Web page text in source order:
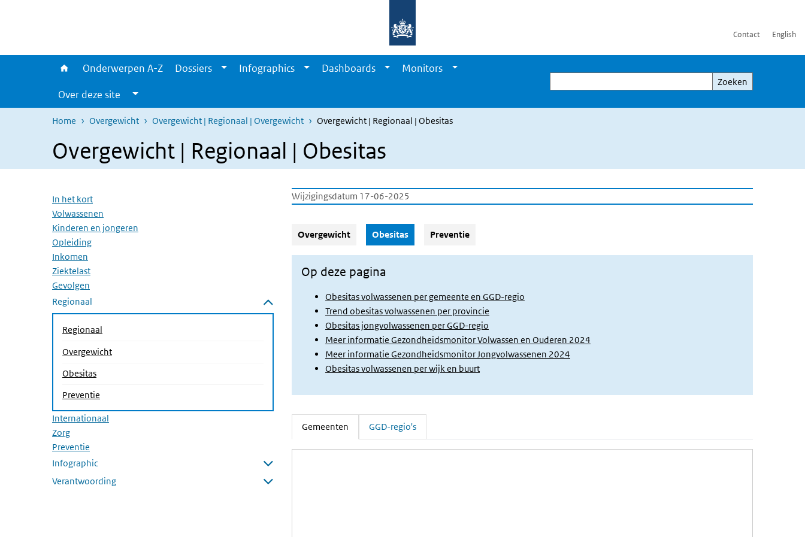
Contact English
Onderwerpen A-Z Dossiers Infographics Dashboards
Monitors
Over deze site
Zoeken
Zoeken
Home Overgewicht Overgewicht | Regionaal | Overgewicht Overgewicht | Regionaal | Obesitas
Overgewicht | Regionaal | Obesitas
Overslaan menu
In het kort
Volwassenen
Kinderen en jongeren
Opleiding
Inkomen
Ziektelast
Gevolgen
Regionaal
Submenu sluiten
Regionaal
Overgewicht
Obesitas(Actieve pagina)
Preventie
Internationaal
Zorg
Preventie
Infographic
Submenu openen
Verantwoording
Wijzigingsdatum 17-06-2025
Overgewicht Obesitas(Actieve knop)
Preventie
Op deze pagina
Obesitas volwassenen per gemeente en GGD-regio
Trend obesitas volwassenen per provincie
Obesitas jongvolwassenen per GGD-regio
Meer informatie Gezondheidsmonitor Volwassen en Ouderen 2024
Meer informatie Gezondheidsmonitor Jongvolwassenen 2024
Obesitas volwassenen per wijk en buurt
Gemeenten
(Actieve tab)
GGD-regio's